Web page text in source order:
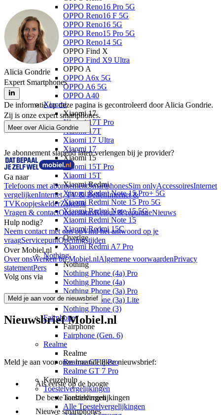
OPPO Reno16 Pro 5G
OPPO Reno16 F 5G
OPPO Reno16 5G
OPPO Reno15 Pro 5G
OPPO Reno14 5G
OPPO Find X
OPPO Find X9 Ultra
OPPO A
OPPO A6x 5G
OPPO A6 5G
OPPO A40
Xiaomi
Xiaomi 17
Xiaomi 17T Pro
Xiaomi 17T
Xiaomi 17 Ultra
Xiaomi 17
Xiaomi 15
Xiaomi 15T Pro
Xiaomi 15T
Xiaomi Redmi
Xiaomi Redmi Note 15 Pro+ 5G
Xiaomi Redmi Note 15 Pro 5G
Xiaomi Redmi Note 15 5G
Xiaomi Redmi Note 15
Xiaomi Redmi 15C
Overige
Xiaomi Redmi A7 Pro
Nothing
Nothing
Nothing Phone (4a) Pro
Nothing Phone (4a)
Nothing Phone (3a) Pro
Nothing Phone (3a) Lite
Nothing Phone (3)
Fairphone
Fairphone
Fairphone (Gen. 6)
Realme
Realme
Realme GT 8 Pro
Realme GT 7 Pro
Keuzehulp
Toestelvergelijkingen
Toestelvergelijkingen
Alle Toestelvergelijkingen
Alicia Gondrie
Expert Smartphones
De informatie op deze pagina is gecontroleerd door Alicia Gondrie.
Zij is onze expert smartphones.
Meer over Alicia Gondrie
Je abonnement slapend laten verlengen bij je provider?
Ga naar
Telefoons met abonnementSmartphonesSim onlyAccessoiresInternet
vergelijkenInternet, TV & BellenInternet &
TVKoopjeskelderZakelijk
Vragen & contactOrderstatusRetour & reparatieNieuws
Hulp nodig?
Neem contact met ons opVind het antwoord op je
vraagServicepuntOpeningstijden
Over Mobiel.nl
Over onsWerken bij Mobiel.nlAlgemene voorwaardenPrivacy
statementPers
Volg ons via
Meld je aan voor de nieuwsbrief
Nieuwsbrief Mobiel.nl
Meld je aan voor onze maandelijkse nieuwsbrief:
Als eerste op de hoogte
De beste aanbiedingen
Nieuwe smartphones